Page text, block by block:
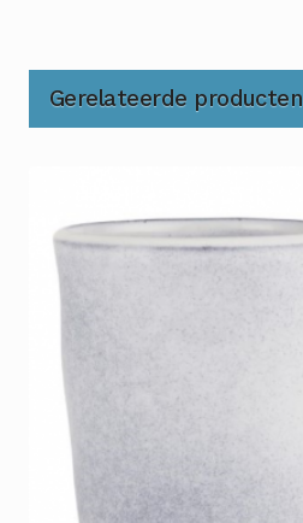
Gerelateerde producten